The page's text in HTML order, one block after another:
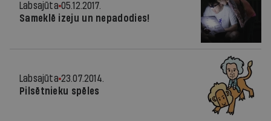
Labsajūta 05.12.2017.
Sameklē izeju un nepadodies!
Labsajūta 23.07.2014.
Pilsētnieku spēles